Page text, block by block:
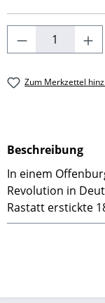
Produkt
Zum Merkzettel
Beschreibung
In einem
Revolution in
Rastatt erstickte